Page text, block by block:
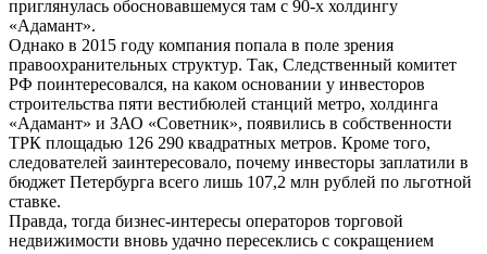
приглянулась обосновавшемуся там с 90-х холдингу
«Адамант».
Однако в 2015 году компания попала в поле зрения
правоохранительных структур. Так, Следственный комитет
РФ поинтересовался, на каком основании у инвесторов
строительства пяти вестибюлей станций метро, холдинга
«Адамант» и ЗАО «Советник», появились в собственности
ТРК площадью 126 290 квадратных метров. Кроме того,
следователей заинтересовало, почему инвесторы заплатили в
бюджет Петербурга всего лишь 107,2 млн рублей по льготной
ставке.
Правда, тогда бизнес-интересы операторов торговой
недвижимости вновь удачно пересеклись с сокращением